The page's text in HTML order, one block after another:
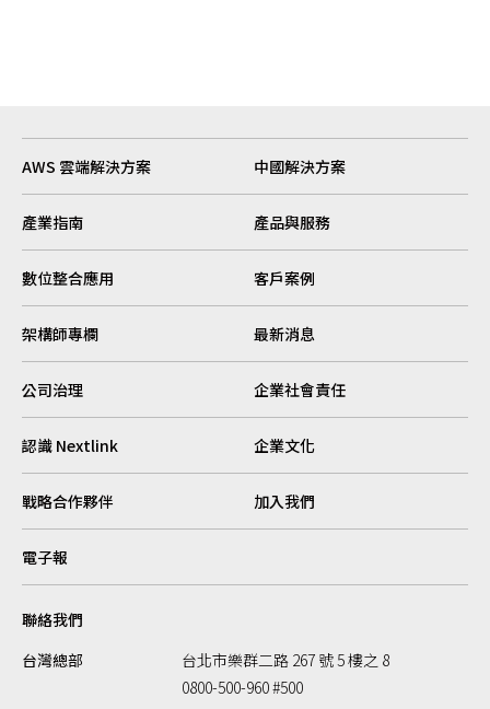
AWS 雲端解決方案 中國解決方案
產業指南 產品與服務
數位整合應用 客戶案例
架構師專欄 最新消息
公司治理 企業社會責任
認識 Nextlink 企業文化
戰略合作夥伴 加入我們
電子報
聯絡我們
台灣總部
台北市樂群二路 267 號 5 樓之 8
0800-500-960 #500